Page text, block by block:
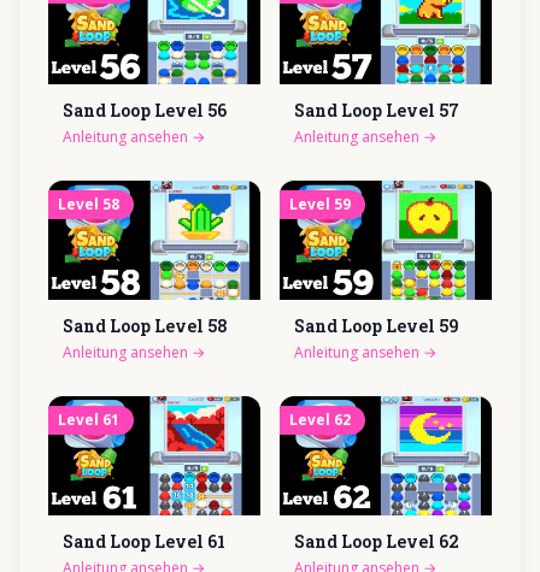
Sand Loop Level 56
Anleitung ansehen →
Sand Loop Level 57
Anleitung ansehen →
Level 58
Sand Loop Level 58
Anleitung ansehen →
Level 59
Sand Loop Level 59
Anleitung ansehen →
Level 61
Sand Loop Level 61
Anleitung ansehen →
Level 62
Sand Loop Level 62
Anleitung ansehen →